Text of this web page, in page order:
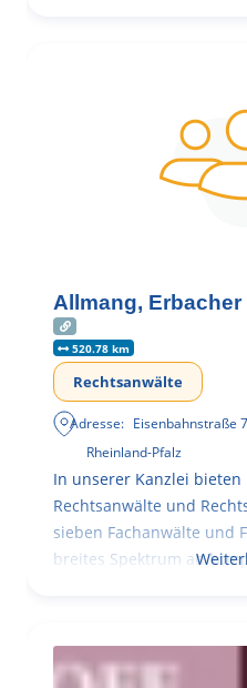
Allmang,
520.78 km
Rechtsanwälte
Adresse: Eisenbahnstraße
Rheinland-Pfalz
In unserer Kanzlei
Rechtsanwälte und
sieben Fachanwälte und
breites Spektrum an